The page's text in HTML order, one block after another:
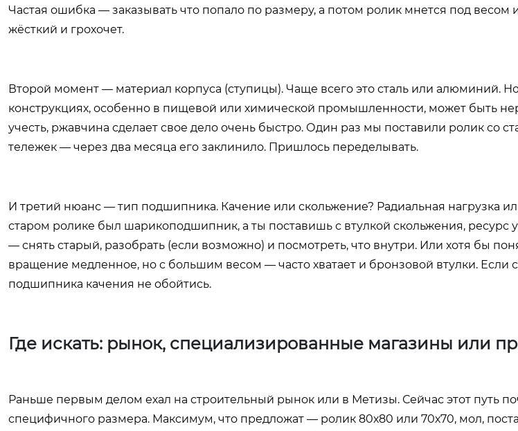
Частая ошибка — заказывать что попало по размеру, а потом ролик мнется под весом
жёсткий и грохочет.
Второй момент — материал корпуса (ступицы). Чаще всего это сталь или алюминий.
конструкциях, особенно в пищевой или химической промышленности, может быть
учесть, ржавчина сделает свое дело очень быстро. Один раз мы поставили ролик со
тележек — через два месяца его заклинило. Пришлось переделывать.
И третий нюанс — тип подшипника. Качение или скольжение? Радиальная нагрузка
старом ролике был шарикоподшипник, а ты поставишь с втулкой скольжения, ресурс
— снять старый, разобрать (если возможно) и посмотреть, что внутри. Или хотя бы
вращение медленное, но с большим весом — часто хватает и бронзовой втулки. Если
подшипника качения не обойтись.
Где искать: рынок, специализированные магазины или
Раньше первым делом ехал на строительный рынок или в Метизы. Сейчас этот путь
специфичного размера. Максимум, что предложат — ролик 80х80 или 70х70, мол,